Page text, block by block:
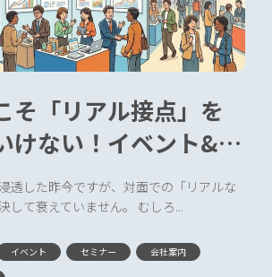
そ「リアル接点」を
けない！イベント&展
を出す4つの工夫
透した昨今ですが、対面での「リアルな
して衰えていません。 むしろ...
イベント セミナー
会社案内